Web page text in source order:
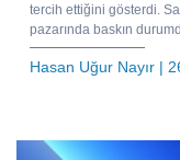
tercih ettiğini gösterdi.
pazarında baskın
Hasan Uğur Nayır |